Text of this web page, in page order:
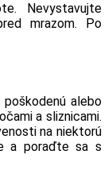
Nevystavujte
mrazom. Po
alebo
a sliznicami.
na niektorú
a poraďte sa s